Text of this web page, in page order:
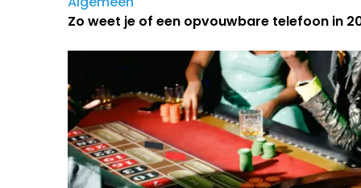
Zo weet je of een opvouwbare telefoon in